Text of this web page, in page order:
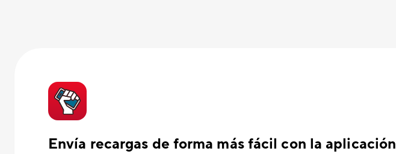
Envía recargas de forma más fácil con la aplicación